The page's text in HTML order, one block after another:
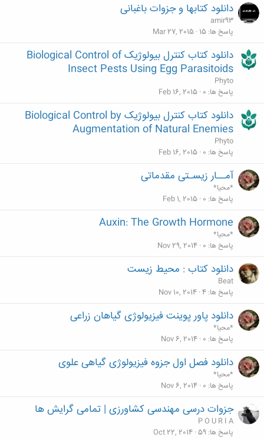
دانلود کتابها و جزوات باغبانی
amir93
پاسخ ها 15
Mar 27, 2015
دانلود کتاب کنترل بیولوژیک Biological Control of
Insect Pests Using Egg Parasitoids
Phyto
پاسخ ها 0
Feb 16, 2015
دانلود کتاب کنترل بیولوژیک Biological Control by
Augmentation of Natural Enemies
Phyto
پاسخ ها 0
Feb 16, 2015
آمــار زیسـتی مقدماتی
*محیا*
پاسخ ها 0
Feb 1, 2015
Auxin: The Growth Hormone
*محیا*
پاسخ ها 0
Nov 29, 2014
دانلود کتاب : محیط زیست
Beat
پاسخ ها 4
Nov 10, 2014
دانلود پاور پوینت فیزیولوژی گیاهان زراعی
*محیا*
پاسخ ها 0
Nov 6, 2014
دانلود فصل اول جزوه فیزیولوژی گیاهی علوی
*محیا*
پاسخ ها 0
Nov 6, 2014
جزوات درسی مهندسی کشاورزی | تمامی گرایش ها
P O U R I A
پاسخ ها 59
Oct 22, 2014